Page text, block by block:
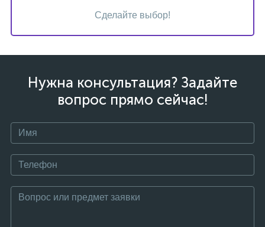
Сделайте выбор!
Нужна консультация? Задайте
вопрос прямо сейчас!